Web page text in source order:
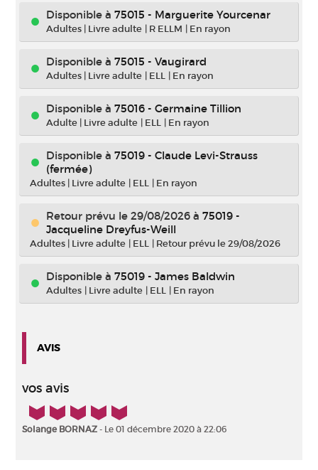
Disponible à 75015 - Marguerite Yourcenar
Adultes | Livre adulte | R ELLM | En rayon
Disponible à 75015 - Vaugirard
Adultes | Livre adulte | ELL | En rayon
Disponible à 75016 - Germaine Tillion
Adulte | Livre adulte | ELL | En rayon
Disponible à 75019 - Claude Levi-Strauss
(fermée)
Adultes | Livre adulte | ELL | En rayon
Retour prévu le 29/08/2026 à 75019 -
Jacqueline Dreyfus-Weill
Adultes | Livre adulte | ELL | Retour prévu le 29/08/2026
Disponible à 75019 - James Baldwin
Adultes | Livre adulte | ELL | En rayon
AVIS
vos avis
5/5
Solange BORNAZ - Le 01 décembre 2020 à 22:06